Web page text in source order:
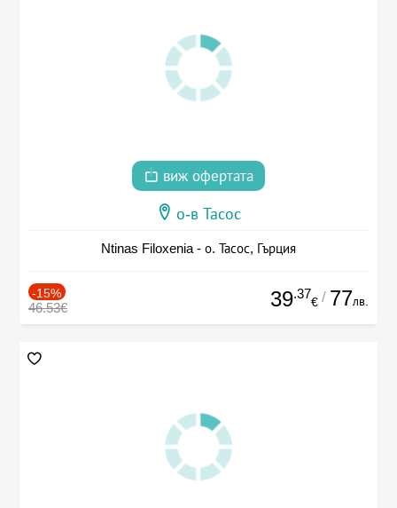
виж офертата
о-в Тасос
Ntinas Filoxenia - о. Тасос, Гърция
-15%
46.53€ 39.37
€ / 77лв.